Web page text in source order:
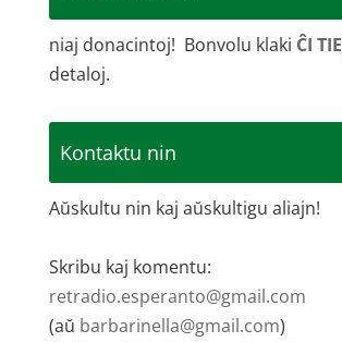
niaj donacintoj! Bonvolu klaki ĈI TIE
detaloj.
Kontaktu nin
Aŭskultu nin kaj aŭskultigu aliajn!
Skribu kaj komentu:
retradio.esperanto@gmail.com
(aŭ barbarinella@gmail.com)